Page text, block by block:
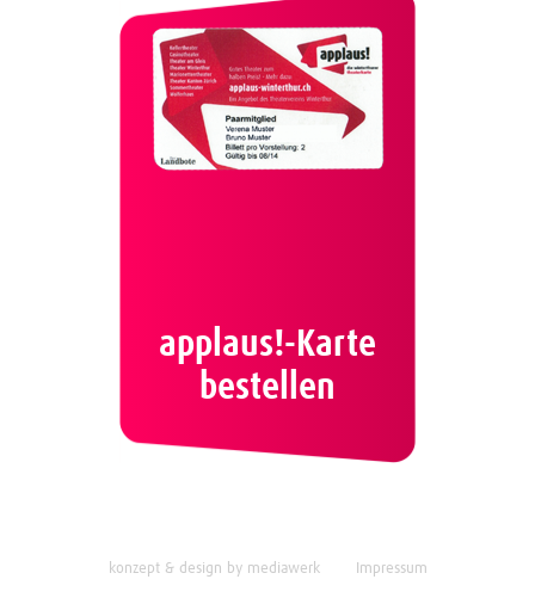
applaus!-Karte
bestellen
konzept & design by mediawerk Impressum